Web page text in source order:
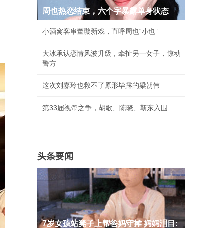
周也热恋结束，六个字暴露单身状态
小酒窝客串董璇新戏，直呼周也“小也”
大冰承认恋情风波升级，牵扯另一女子，惊动
警方
这次刘嘉玲也救不了原形毕露的梁朝伟
第33届视帝之争，胡歌、陈晓、靳东入围
头条要闻
7岁女孩站凳子上帮爸妈守摊 妈妈泪目: